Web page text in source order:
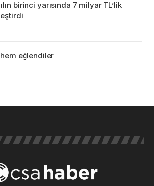
birinci yarısında 7 milyar TL’lik
hem eğlendiler